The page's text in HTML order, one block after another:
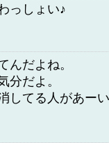
っしょい♪
んだよね。
分だよ。
してる人があー